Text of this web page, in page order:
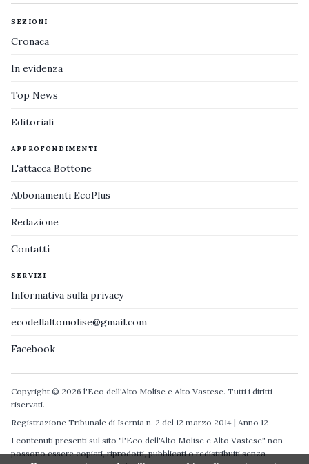
SEZIONI
Cronaca
In evidenza
Top News
Editoriali
APPROFONDIMENTI
L'attacca Bottone
Abbonamenti EcoPlus
Redazione
Contatti
SERVIZI
Informativa sulla privacy
ecodellaltomolise@gmail.com
Facebook
Copyright © 2026 l'Eco dell'Alto Molise e Alto Vastese. Tutti i diritti
riservati.
Registrazione Tribunale di Isernia n. 2 del 12 marzo 2014 | Anno 12
I contenuti presenti sul sito "l'Eco dell'Alto Molise e Alto Vastese" non
possono essere copiati, riprodotti, pubblicati o redistribuiti senza